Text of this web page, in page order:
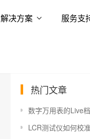
解决方案 服务支
热门文章
数字万用表的Live
LCR测试仪如何校准